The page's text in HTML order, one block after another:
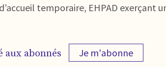
temporaire, EHPAD exerçant
aux abonnés Je m'abonne